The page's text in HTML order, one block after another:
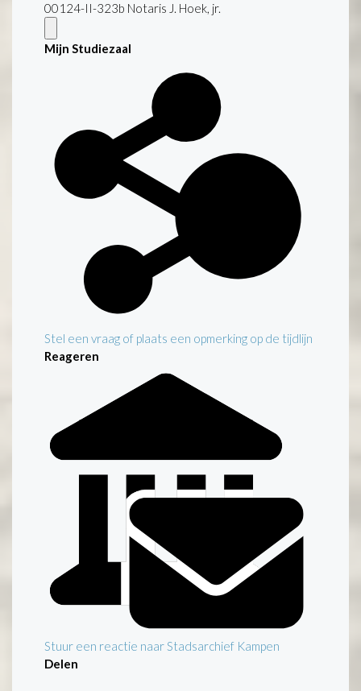
00124-II-323b Notaris J. Hoek, jr.
Mijn Studiezaal
Stel een vraag of plaats een opmerking op de tijdlijn
Reageren
Stuur een reactie naar Stadsarchief Kampen
Delen